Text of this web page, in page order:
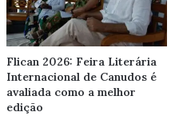
Flican 2026: Feira Literária
Internacional de Canudos é
avaliada como a melhor
edição